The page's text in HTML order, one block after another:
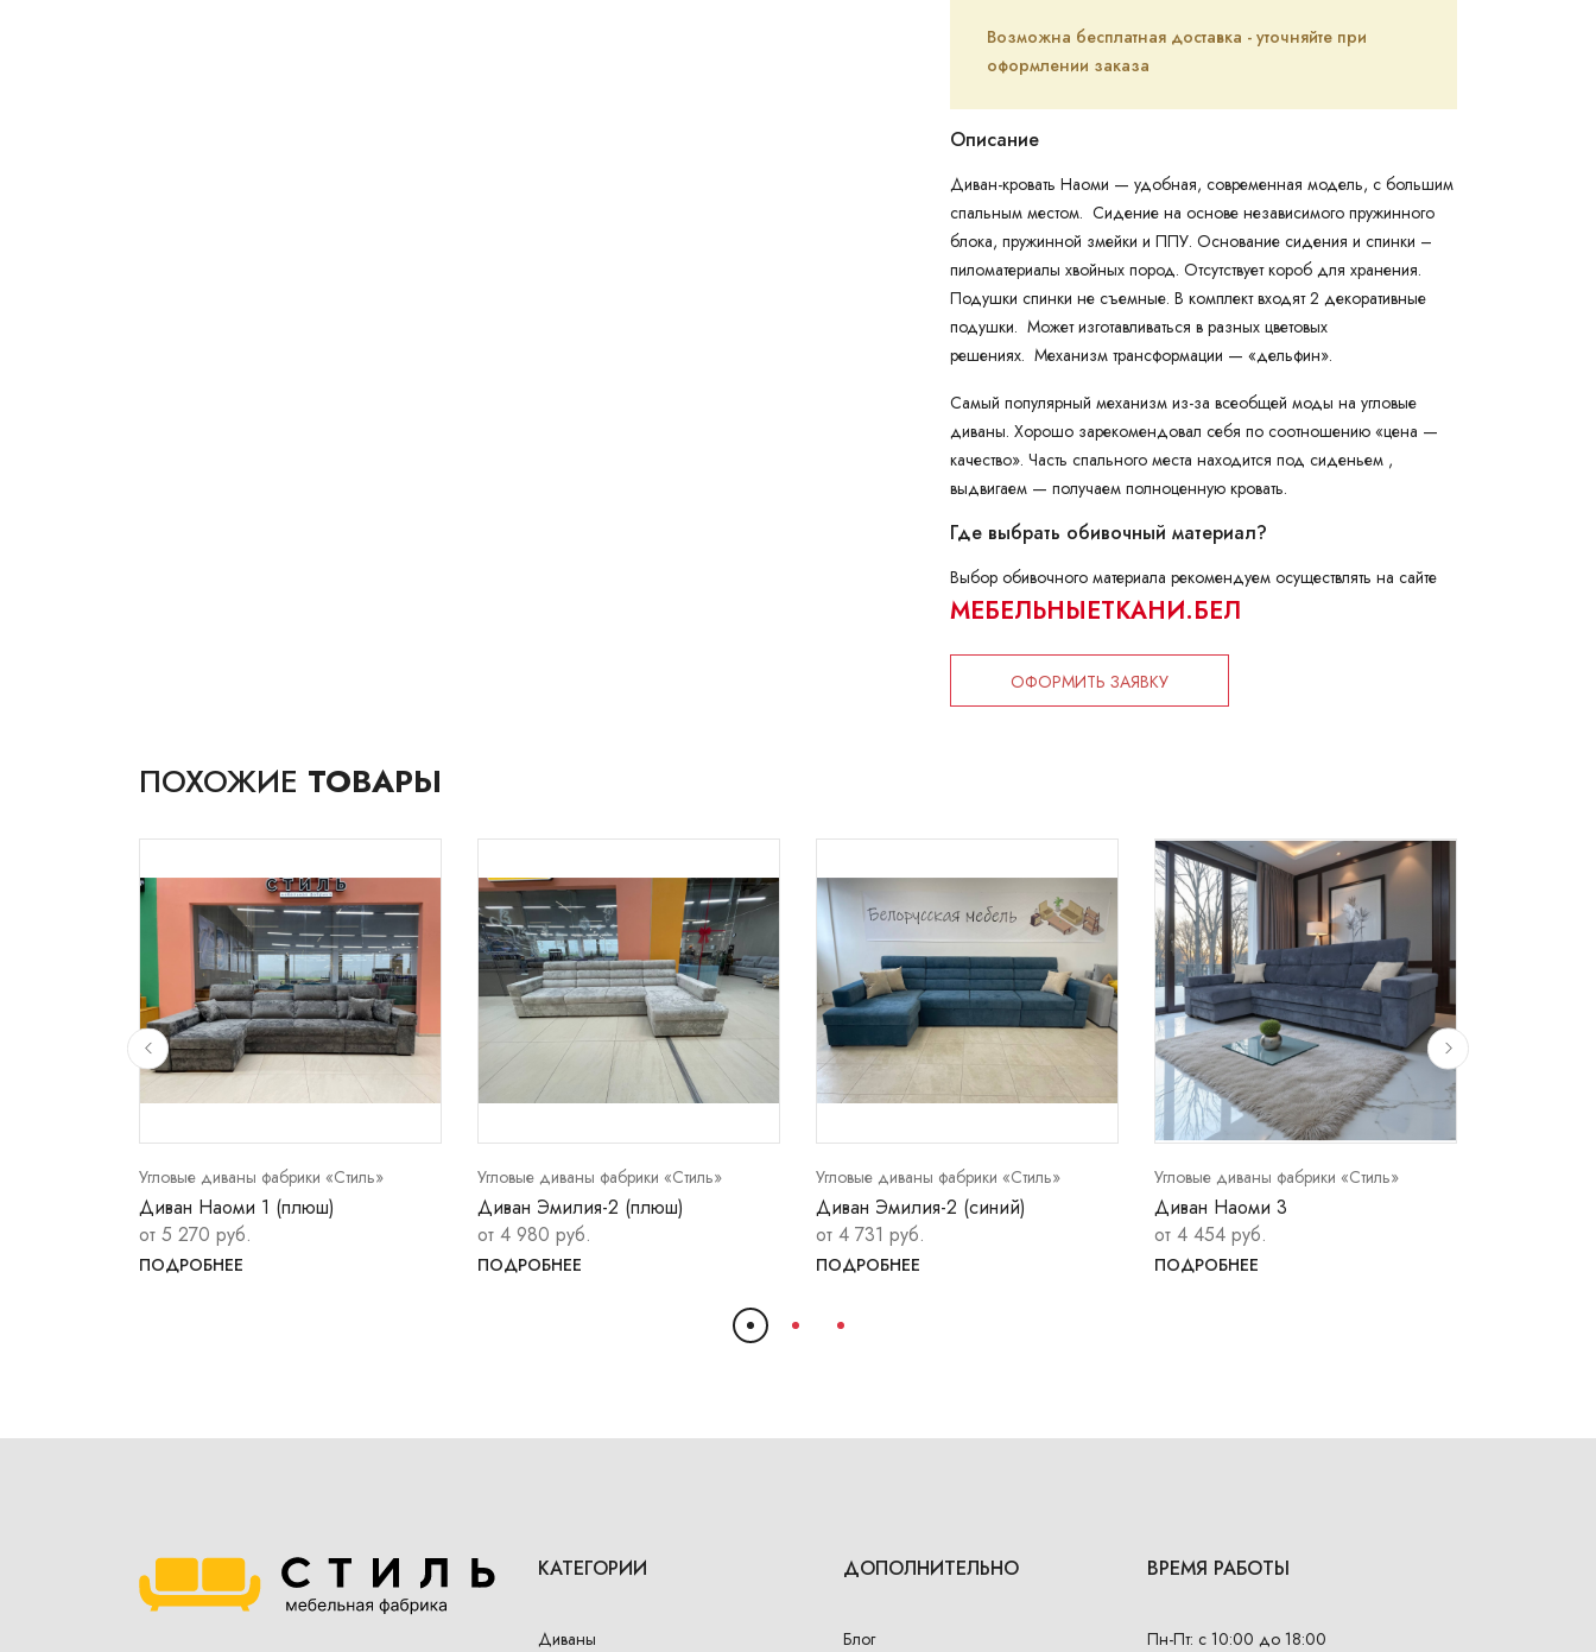
Возможна бесплатная доставка - уточняйте при
оформлении заказа
Описание
Диван-кровать Наоми — удобная, современная модель, с большим
спальным местом. Сидение на основе независимого пружинного
блока, пружинной змейки и ППУ. Основание сидения и спинки –
пиломатериалы хвойных пород. Отсутствует короб для хранения.
Подушки спинки не съемные. В комплект входят 2 декоративные
подушки. Может изготавливаться в разных цветовых
решениях. Механизм трансформации — «дельфин».
Самый популярный механизм из-за всеобщей моды на угловые
диваны. Хорошо зарекомендовал себя по соотношению «цена —
качество». Часть спального места находится под сиденьем ,
выдвигаем — получаем полноценную кровать.
Где выбрать обивочный материал?
Выбор обивочного материала рекомендуем осуществлять на сайте
МЕБЕЛЬНЫЕТКАНИ.БЕЛ
ОФОРМИТЬ ЗАЯВКУ
ПОХОЖИЕ ТОВАРЫ
Угловые диваны фабрики «Стиль»
Диван Наоми 1 (плюш)
от 5 270 руб.
ПОДРОБНЕЕ
Угловые диваны фабрики «Стиль»
Диван Эмилия-2 (плюш)
от 4 980 руб.
ПОДРОБНЕЕ
Угловые диваны фабрики «Стиль»
Диван Эмилия-2 (синий)
от 4 731 руб.
ПОДРОБНЕЕ
Угловые диваны фабрики «Стиль»
Диван Наоми 3
от 4 454 руб.
ПОДРОБНЕЕ
КАТЕГОРИИ
Диваны
ДОПОЛНИТЕЛЬНО
Блог
ВРЕМЯ РАБОТЫ
Пн-Пт: с 10:00 до 18:00